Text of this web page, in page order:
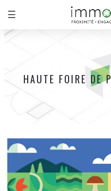
☰
HAUTE FOIRE DE